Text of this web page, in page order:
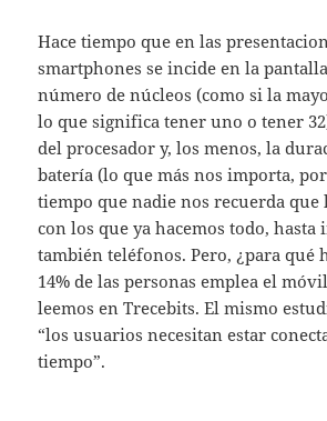
Hace tiempo que en las
smartphones se incide en la
número de núcleos (como si la
lo que significa tener uno o tener
del procesador y, los menos, la
batería (lo que más nos importa,
tiempo que nadie nos recuerda que
con los que ya hacemos todo, hasta
también teléfonos. Pero, ¿para qué
14% de las personas emplea el
leemos en Trecebits. El mismo
“los usuarios necesitan estar
tiempo”.